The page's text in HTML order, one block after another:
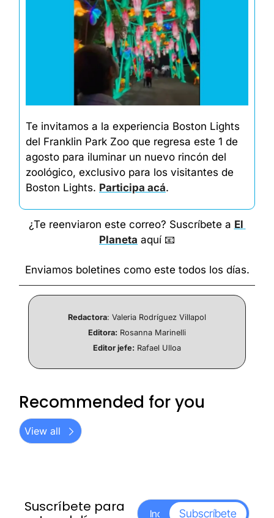
​​Te invitamos a la experiencia Boston Lights
del Franklin Park Zoo que regresa este 1 de
agosto para iluminar un nuevo rincón del
zoológico, exclusivo para los visitantes de
Boston Lights. Participa acá.
¿Te reenviaron este correo? Suscríbete a El
Planeta aquí 📧
Enviamos boletines como este todos los días.
Redactora: Valeria Rodríguez Villapol
Editora: Rosanna Marinelli
Editor jefe: Rafael Ulloa
Recommended for you
View all
Suscríbete para
Subscríbete